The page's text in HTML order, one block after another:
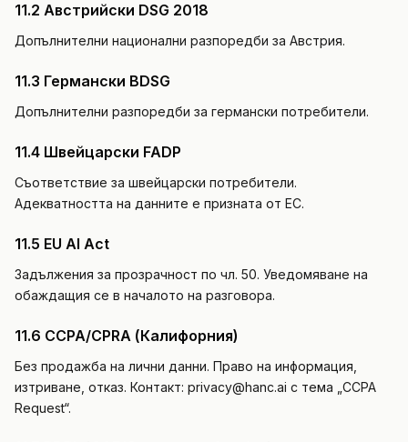
11.2 Австрийски DSG 2018
Допълнителни национални разпоредби за Австрия.
11.3 Германски BDSG
Допълнителни разпоредби за германски потребители.
11.4 Швейцарски FADP
Съответствие за швейцарски потребители.
Адекватността на данните е призната от ЕС.
11.5 EU AI Act
Задължения за прозрачност по чл. 50. Уведомяване на
обаждащия се в началото на разговора.
11.6 CCPA/CPRA (Калифорния)
Без продажба на лични данни. Право на информация,
изтриване, отказ. Контакт: privacy@hanc.ai с тема „CCPA
Request“.